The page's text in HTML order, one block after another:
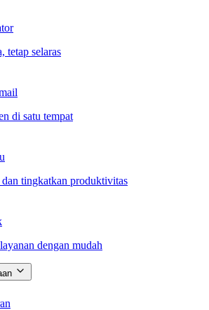
tetap selaras
di satu tempat
tingkatkan produktivitas
dengan mudah